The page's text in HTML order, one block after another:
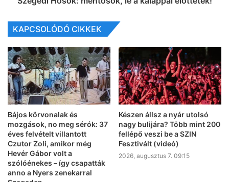
KAPCSOLÓDÓ CIKKEK
Bájos körvonalak és
mozgások, no meg sérók: 37
éves felvételt villantott
Czutor Zoli, amikor még
Hevér Gábor volt a
szólóénekes – így csapatták
anno a Nyers zenekarral
Készen állsz a nyár utolsó
nagy bulijára? Több mint 200
fellépő veszi be a SZIN
Fesztivált (videó)
2026, augusztus 7. 09:15